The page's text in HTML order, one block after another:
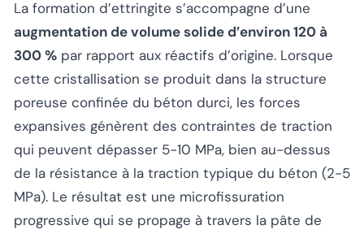
La formation d’ettringite s’accompagne d’une
augmentation de volume solide d’environ 120 à
300 % par rapport aux réactifs d’origine. Lorsque
cette cristallisation se produit dans la structure
poreuse confinée du béton durci, les forces
expansives génèrent des contraintes de traction
qui peuvent dépasser 5-10 MPa, bien au-dessus
de la résistance à la traction typique du béton (2-5
MPa). Le résultat est une microfissuration
progressive qui se propage à travers la pâte de